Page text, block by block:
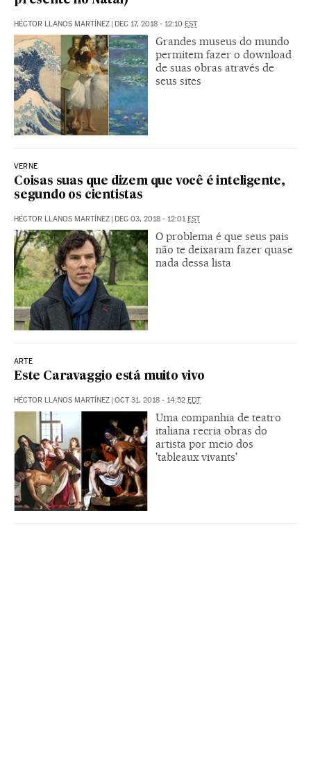
HÉCTOR LLANOS MARTÍNEZ | DEC 17, 2018 - 12:10 EST
Grandes museus do mundo
permitem fazer o download
de suas obras através de
seus sites
VERNE
Coisas suas que dizem que você é inteligente,
segundo os cientistas
HÉCTOR LLANOS MARTÍNEZ | DEC 03, 2018 - 12:01 EST
O problema é que seus pais
não te deixaram fazer quase
nada dessa lista
ARTE
Este Caravaggio está muito vivo
HÉCTOR LLANOS MARTÍNEZ | OCT 31, 2018 - 14:52 EDT
Uma companhia de teatro
italiana recria obras do
artista por meio dos
'tableaux vivants'